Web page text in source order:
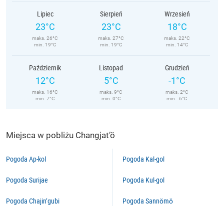
Lipiec
23°C
maks. 26°C
min. 19°C
Sierpień
23°C
maks. 27°C
min. 19°C
Wrzesień
18°C
maks. 22°C
min. 14°C
Październik
12°C
maks. 16°C
min. 7°C
Listopad
5°C
maks. 9°C
min. 0°C
Grudzień
-1°C
maks. 2°C
min. -6°C
Miejsca w pobliżu Changjat’ŏ
Pogoda Ap-kol
Pogoda Surijae
Pogoda Chajin’gubi
Pogoda Kal-gol
Pogoda Kul-gol
Pogoda Sannŏmŏ